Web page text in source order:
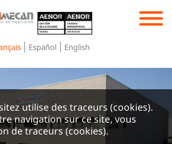
Español English
utilise des traceurs (cookies).
navigation sur ce site, vous
de traceurs (cookies).